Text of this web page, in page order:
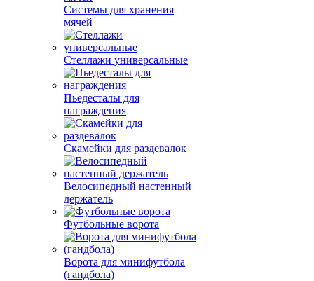
Системы для хранения
мячей
Стеллажи универсальные
Пьедесталы для
награждения
Скамейки для раздевалок
Велосипедный настенный
держатель
Футбольные ворота
Ворота для минифутбола
(гандбола)